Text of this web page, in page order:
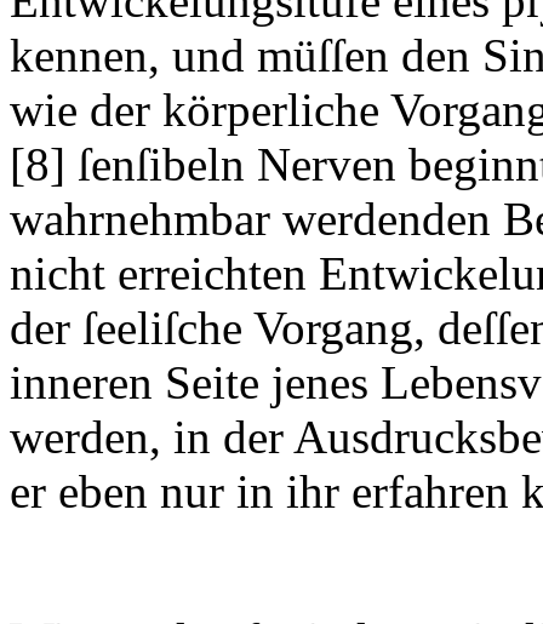
kennen, und müſſen den
wie der körperliche
[8] ſenſibeln Nerven
wahrnehmbar werdenden
nicht erreichten
der ſeeliſche Vorgang,
inneren Seite jenes
werden, in der
er eben nur in ihr erfahren